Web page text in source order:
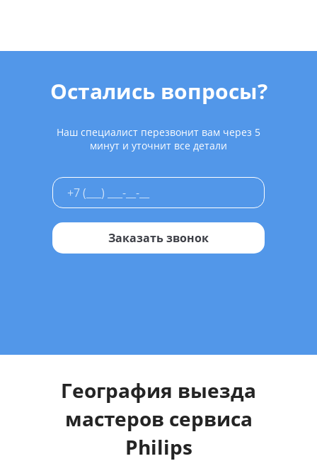
Остались вопросы?
Наш специалист перезвонит вам через 5
минут и уточнит все детали
Заказать звонок
География выезда
мастеров сервиса
Philips